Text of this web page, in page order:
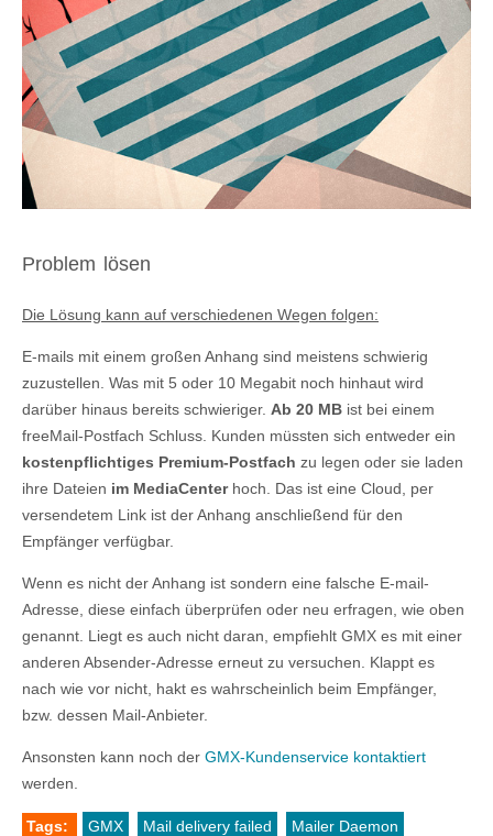
Problem lösen
Die Lösung kann auf verschiedenen Wegen folgen:
E-mails mit einem großen Anhang sind meistens schwierig
zuzustellen. Was mit 5 oder 10 Megabit noch hinhaut wird
darüber hinaus bereits schwieriger. Ab 20 MB ist bei einem
freeMail-Postfach Schluss. Kunden müssten sich entweder ein
kostenpflichtiges Premium-Postfach zu legen oder sie laden
ihre Dateien im MediaCenterhoch. Das ist eine Cloud, per
versendetem Link ist der Anhang anschließend für den
Empfänger verfügbar.
Wenn es nicht der Anhang ist sondern eine falsche E-mail-
Adresse, diese einfach überprüfen oder neu erfragen, wie oben
genannt. Liegt es auch nicht daran, empfiehlt GMX es mit einer
anderen Absender-Adresse erneut zu versuchen. Klappt es
nach wie vor nicht, hakt es wahrscheinlich beim Empfänger,
bzw. dessen Mail-Anbieter.
Ansonsten kann noch der GMX-Kundenservice kontaktiert
werden.
Tags: GMX Mail delivery failed
Mailer Daemon